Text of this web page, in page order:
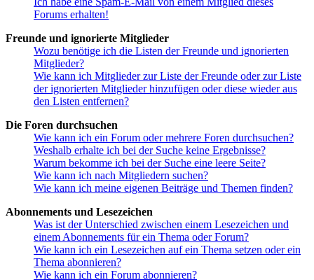
Forums erhalten!
Freunde und ignorierte Mitglieder
Wozu benötige ich die Listen der Freunde und ignorierten
Mitglieder?
Wie kann ich Mitglieder zur Liste der Freunde oder zur Liste
der ignorierten Mitglieder hinzufügen oder diese wieder aus
den Listen entfernen?
Die Foren durchsuchen
Wie kann ich ein Forum oder mehrere Foren durchsuchen?
Weshalb erhalte ich bei der Suche keine Ergebnisse?
Warum bekomme ich bei der Suche eine leere Seite?
Wie kann ich nach Mitgliedern suchen?
Wie kann ich meine eigenen Beiträge und Themen finden?
Abonnements und Lesezeichen
Was ist der Unterschied zwischen einem Lesezeichen und
einem Abonnements für ein Thema oder Forum?
Wie kann ich ein Lesezeichen auf ein Thema setzen oder ein
Thema abonnieren?
Wie kann ich ein Forum abonnieren?